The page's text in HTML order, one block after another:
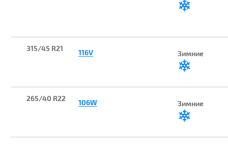
315/45 R21 116V Зимние
265/40 R22 106W Зимние